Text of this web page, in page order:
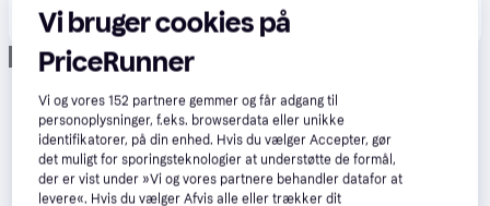
Vortice NORDIK E Ø90 cm
Annonce
Vi bruger cookies på
PriceRunner
Vi og vores152 partnere gemmer og får adgang til
personoplysninger, f.eks. browserdata eller unikke
identifikatorer, på din enhed. Hvis du vælger Accepter, gør
det muligt for sporingsteknologier at understøtte de formål,
der er vist under »Vi og vores partnere behandler datafor at
levere«. Hvis du vælger Afvis alle eller trækker dit